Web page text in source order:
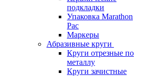
подкладки
Упаковка Marathon
Pac
Маркеры
Абразивные круги
Круги отрезные по
металлу
Круги зачистные